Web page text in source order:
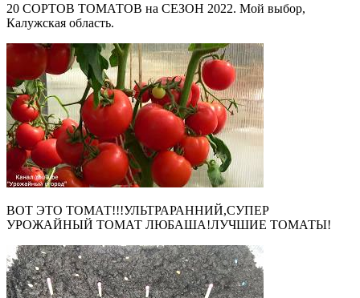
20 СОРТОВ ТОМАТОВ на СЕЗОН 2022. Мой выбор,
Калужская область.
ВОТ ЭТО ТОМАТ!!!УЛЬТРАРАННИЙ,СУПЕР
УРОЖАЙНЫЙ ТОМАТ ЛЮБАША!ЛУЧШИЕ ТОМАТЫ!